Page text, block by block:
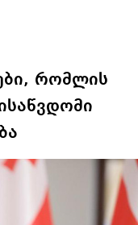
რომლის